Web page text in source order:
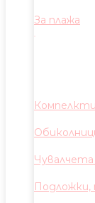
За плажа
Чувалчета